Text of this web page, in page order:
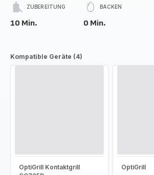
ZUBEREITUNG
10 Min.
BACKEN
0 Min.
Kompatible Geräte (4)
OptiGrill Kontaktgrill
OptiGrill